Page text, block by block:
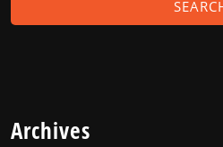
Archives